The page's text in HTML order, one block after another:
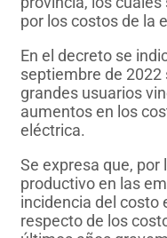
por los costos de la
En el decreto se
septiembre de
grandes usuarios
aumentos en los
eléctrica.
Se expresa que,
productivo en las
incidencia del costo
respecto de los